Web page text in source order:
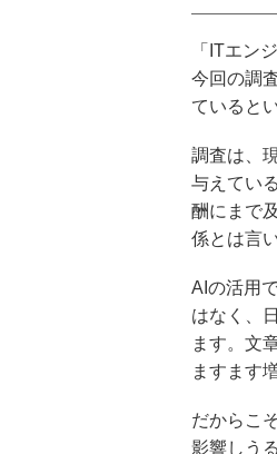
「ITエン
今回の調
ていると
調査は、
与えてい
酬にまで
係とは言
AIの活用
はなく、
ます。文
ますます
だからこ
影響しう